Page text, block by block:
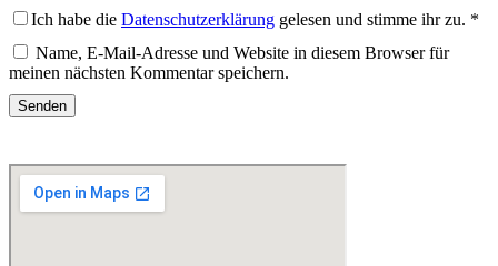
Ich habe die Datenschutzerklärung gelesen und stimme ihr zu. *
Name, E-Mail-Adresse und Website in diesem Browser für
meinen nächsten Kommentar speichern.